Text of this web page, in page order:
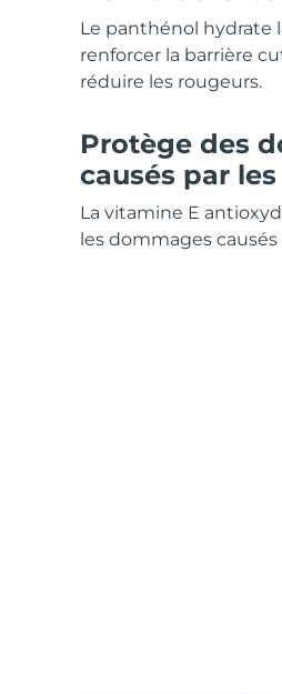
Le panthénol hydrate
renforcer la barrière
réduire les rougeurs.
Protège des
causés par
La vitamine E
les dommages
Soins de la
Advanced pore
Serum
For healthy hair
issa™ Teeth
18% PAP
Cosmétiques
Acheter tout